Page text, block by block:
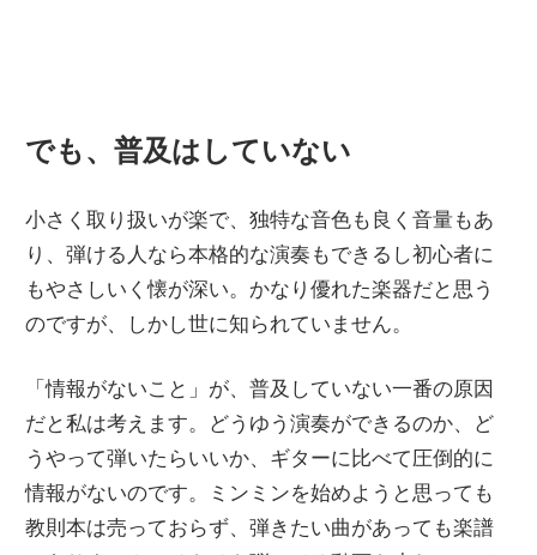
でも、普及はしていない
小さく取り扱いが楽で、独特な音色も良く音量もあ
り、弾ける人なら本格的な演奏もできるし初心者に
もやさしいく懐が深い。かなり優れた楽器だと思う
のですが、しかし世に知られていません。
「情報がないこと」が、普及していない一番の原因
だと私は考えます。どうゆう演奏ができるのか、ど
うやって弾いたらいいか、ギターに比べて圧倒的に
情報がないのです。ミンミンを始めようと思っても
教則本は売っておらず、弾きたい曲があっても楽譜